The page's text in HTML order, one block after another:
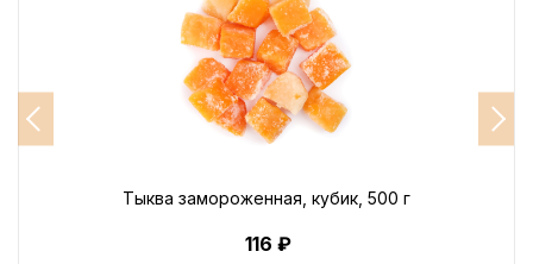
Тыква замороженная, кубик, 500 г
116